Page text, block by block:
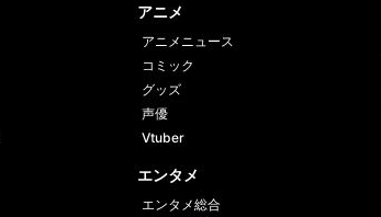
アニメ
アニメニュース
コミック
グッズ
声優
Vtuber
エンタメ
エンタメ総合